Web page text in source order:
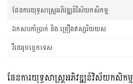
ផែនការយុទ្ធសាស្រ្តអភិវឌ្ឍន៍វិស័យកសិកម្ម
ឯកសារកាំប្រាក់ និង គ្រឿងឥស្សរិយយស
វីដេអូបច្ចេកទេស
ផែនការយុទ្ធសាស្រ្តអភិវឌ្ឍន៍វិស័យកសិកម្ម